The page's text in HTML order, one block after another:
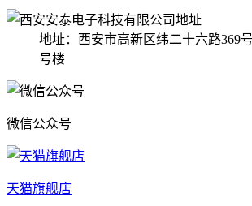
地址：西安市高新区纬二十六路369
号楼
微信公众号
天猫旗舰店